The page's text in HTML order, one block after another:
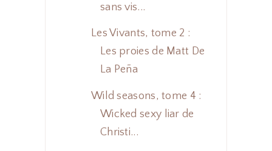
sans vis...
Les Vivants, tome 2 :
Les proies de Matt De
La Peña
Wild seasons, tome 4 :
Wicked sexy liar de
Christi...